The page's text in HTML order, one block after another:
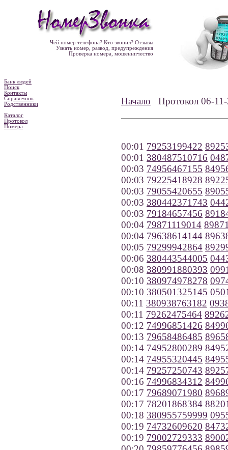
Чей номер телефона? Кто звонил? Отзывы
Узнать номер, развод, предупреждения
Проверка номера, мошенничество
Банк людей
Поиск
Контакты
Справочник
Родственники
Каталог
Протокол
Номера
Начало Протокол 06-
00:01 79253199422
00:01 380487510716
00:03 74956467155
00:03 79225418928
00:03 79055420655
00:03 380442371743
00:03 79184657456
00:04 79871119014
00:04 79638614144
00:05 79299942864
00:06 380443544005
00:08 380991880393
00:10 380974978278
00:10 380501325145
00:11 380938763182
00:11 79262475464
00:12 74996851426
00:13 79658486485
00:14 74952800289
00:14 74955320445
00:14 79257250743
00:16 74996834312
00:17 79689071980
00:17 78201868384
00:18 380955759999
00:19 74732609620
00:19 79002729333